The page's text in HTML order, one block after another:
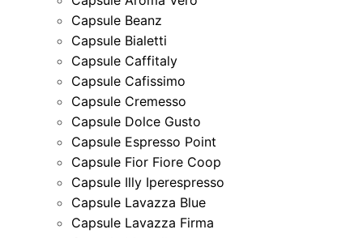
Capsule Beanz
Capsule Bialetti
Capsule Caffitaly
Capsule Cafissimo
Capsule Cremesso
Capsule Dolce Gusto
Capsule Espresso Point
Capsule Fior Fiore Coop
Capsule Illy Iperespresso
Capsule Lavazza Blue
Capsule Lavazza Firma